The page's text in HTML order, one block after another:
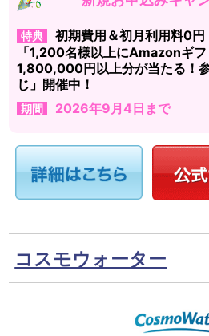
特典
初期費用＆初月利用料0円
「1,200名様以上にAmazonギ
1,800,000円以上分が当たる！
じ」開催中！
期間 2026年9月4日まで
コスモウォーター